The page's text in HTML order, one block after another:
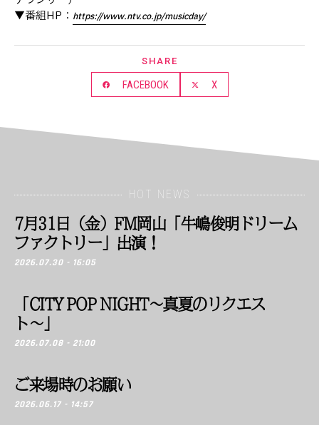
▼番組HP： https://www.ntv.co.jp/musicday/
SHARE
FACEBOOK X
HOT NEWS
7月31日（金）FM岡山「牛嶋俊明ドリーム
ファクトリー」出演！
2026.07.30 - 16:05
「CITY POP NIGHT〜真夏のリクエス
ト〜」
2026.07.08 - 21:00
ご来場時のお願い
2026.06.17 - 14:57